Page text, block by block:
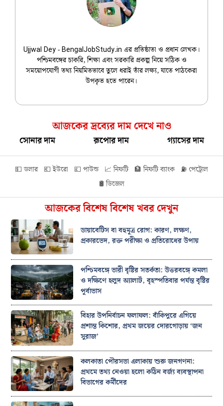
Ujjwal Dey - BengalJobStudy.in এর প্রতিষ্ঠাতা ও প্রধান লেখক।
পশ্চিমবঙ্গের চাকরি, শিক্ষা এবং সরকারি প্রকল্প নিয়ে সঠিক ও
সময়োপযোগী তথ্য নিয়মিতভাবে তুলে ধরাই তাঁর লক্ষ্য, যাতে পাঠকেরা
উপকৃত হতে পারেন।
আজকের দ্রব্যের দাম দেখে নাও
সোনার দাম রূপোর দাম গ্যাসের দাম
💵 ডলার 💶 ইউরো 💷 পাউন্ড 📈 নিফটি 🏦 নিফটি ব্যাংক ⛽ পেট্রোল
🛢️ ডিজেল
আজকের বিশেষ বিশেষ খবর দেখুন
ডায়াবেটিস বা বহুমূত্র রোগ: কারণ, লক্ষণ,
প্রকারভেদ, রক্ত পরীক্ষা ও প্রতিরোধের উপায়
পশ্চিমবঙ্গে ভারী বৃষ্টির সতর্কতা: উত্তরবঙ্গে কমলা
ও দক্ষিণে হলুদ অ্যালার্ট, বৃহস্পতিবার পর্যন্ত বৃষ্টির
পূর্বাভাস
বিহার উপনির্বাচন ফলাফল: বাঁকিপুরে এগিয়ে
প্রশান্ত কিশোর, প্রথম জয়ের দোরগোড়ায় ‘জন
সুরাজ’
কলকাতা পৌরসভা এলাকায় শুরু জনগণনা:
প্রথমে তথ্য নেওয়া হলো কঠিন বর্জ্য ব্যবস্থাপনা
বিভাগের কর্মীদের